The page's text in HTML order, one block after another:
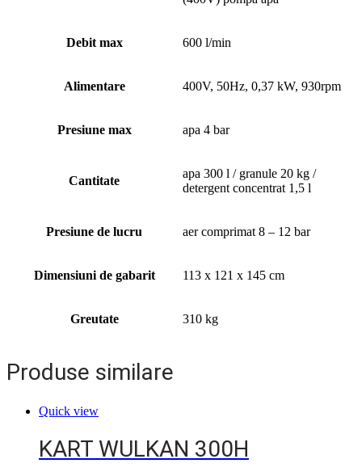
Debit max 600 l/min
Alimentare 400V, 50Hz, 0,37 kW, 930rpm
Presiune max apa 4 bar
Cantitate
apa 300 l / granule 20 kg /
detergent concentrat 1,5 l
Presiune de lucru aer comprimat 8 – 12 bar
Dimensiuni de gabarit 113 x 121 x 145 cm
Greutate 310 kg
Produse similare
Quick view
KART WULKAN 300H